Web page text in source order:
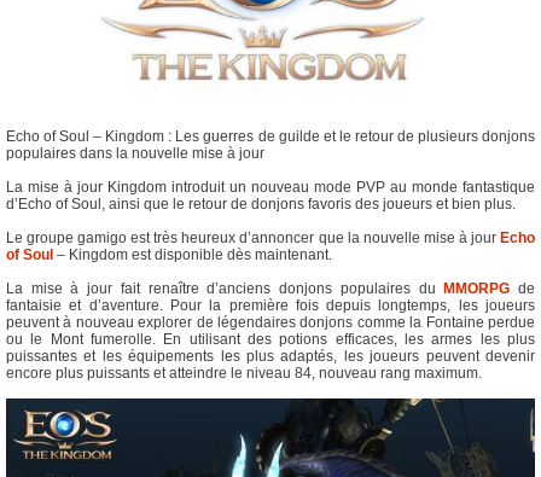
Echo of Soul – Kingdom : Les guerres de guilde et le retour de plusieurs donjons
populaires dans la nouvelle mise à jour
La mise à jour Kingdom introduit un nouveau mode PVP au monde fantastique
d’Echo of Soul, ainsi que le retour de donjons favoris des joueurs et bien plus.
Le groupe gamigo est très heureux d’annoncer que la nouvelle mise à jour Echo
of Soul – Kingdom est disponible dès maintenant.
La mise à jour fait renaître d’anciens donjons populaires duMMORPG de
fantaisie et d’aventure. Pour la première fois depuis longtemps, les joueurs
peuvent à nouveau explorer de légendaires donjons comme la Fontaine perdue
ou le Mont fumerolle. En utilisant des potions efficaces, les armes les plus
puissantes et les équipements les plus adaptés, les joueurs peuvent devenir
encore plus puissants et atteindre le niveau 84, nouveau rang maximum.